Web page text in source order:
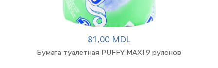
81,00 MDL
Бумага туалетная PUFFY MAXI 9 рулонов